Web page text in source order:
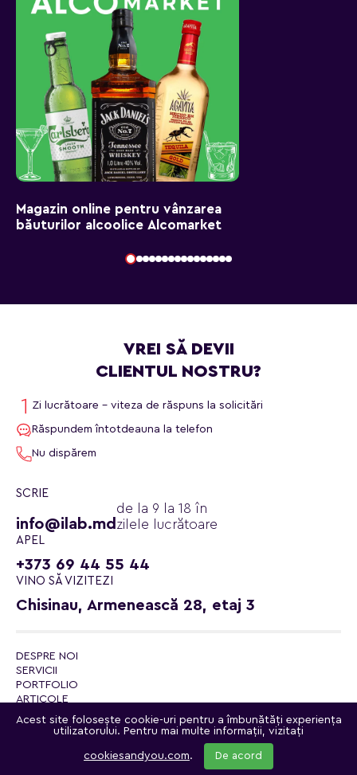
Magazin online pentru vânzarea
băuturilor alcoolice Alcomarket
VREI SĂ DEVII
CLIENTUL NOSTRU?
Zi lucrătoare - viteza de răspuns la solicitări
Răspundem întotdeauna la telefon
Nu dispărem
SCRIE
info@ilab.md
de la 9 la 18 în
zilele lucrătoare
APEL
+373 69 44 55 44
VINO SĂ VIZITEZI
Chisinau, Armenească 28, etaj 3
DESPRE NOI
SERVICII
PORTFOLIO
ARTICOLE
CONTACTE
POLITICA DE CONFIDENȚIALITATE
© 2026 ilab.md - laborator de internet
Acest site folosește cookie-uri pentru a îmbunătăți experiența
utilizatorului. Pentru mai multe informații, vizitați
cookiesandyou.com. De acord
Canalul Telegram